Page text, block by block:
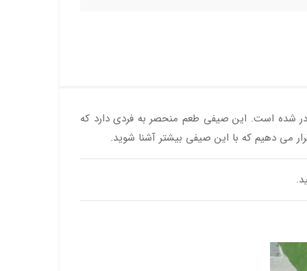
شده است. این صیفی طعم منحصر به فردی دارد که
می دهیم که با این صیفی بیشتر آشنا شوید.